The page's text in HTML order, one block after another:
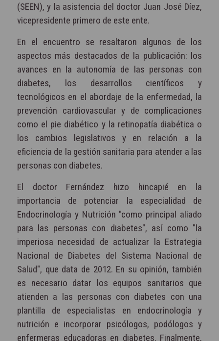
(SEEN), y la asistencia del doctor Juan José Díez,
vicepresidente primero de este ente.
En el encuentro se resaltaron algunos de los
aspectos más destacados de la publicación: los
avances en la autonomía de las personas con
diabetes, los desarrollos científicos y
tecnológicos en el abordaje de la enfermedad, la
prevención cardiovascular y de complicaciones
como el pie diabético y la retinopatía diabética o
los cambios legislativos y en relación a la
eficiencia de la gestión sanitaria para atender a las
personas con diabetes.
El doctor Fernández hizo hincapié en la
importancia de potenciar la especialidad de
Endocrinología y Nutrición "como principal aliado
para las personas con diabetes", así como "la
imperiosa necesidad de actualizar la Estrategia
Nacional de Diabetes del Sistema Nacional de
Salud", que data de 2012. En su opinión, también
es necesario datar los equipos sanitarios que
atienden a las personas con diabetes con una
plantilla de especialistas en endocrinología y
nutrición e incorporar psicólogos, podólogos y
enfermeras educadoras en diabetes. Finalmente,